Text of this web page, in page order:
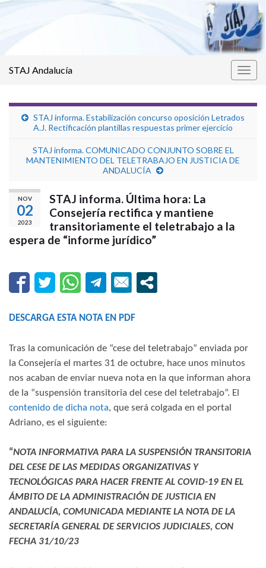
STAJ Andalucía
STAJ informa. Estabilización concurso oposición Letrados
A.J. Rectificación plantillas respuestas primer ejercicio
STAJ informa. COMUNICADO CONJUNTO SOBRE EL
MANTENIMIENTO DEL TELETRABAJO EN JUSTICIA DE
ANDALUCÍA
NOV
02
2023
STAJ informa. Última hora: La
Consejería rectifica y mantiene
transitoriamente el teletrabajo a la
espera de “informe jurídico”
DESCARGA ESTA NOTA EN PDF
Tras la comunicación de “cese del teletrabajo” enviada por
la Consejería el martes 31 de octubre, hace unos minutos
nos acaban de enviar nueva nota en la que informan ahora
de la “suspensión transitoria del cese del teletrabajo”. El
contenido de dicha nota, que será colgada en el portal
Adriano, es el siguiente:
“NOTA INFORMATIVA PARA LA SUSPENSIÓN TRANSITORIA
DEL CESE DE LAS MEDIDAS ORGANIZATIVAS Y
TECNOLÓGICAS PARA HACER FRENTE AL COVID-19 EN EL
ÁMBITO DE LA ADMINISTRACIÓN DE JUSTICIA EN
ANDALUCÍA, COMUNICADA MEDIANTE LA NOTA DE LA
SECRETARÍA GENERAL DE SERVICIOS JUDICIALES, CON
FECHA 31/10/23